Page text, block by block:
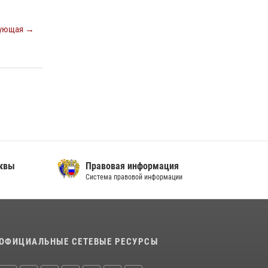
→
Правовая информация
Система правовой информации
СЕТЕВЫЕ РЕСУРСЫ